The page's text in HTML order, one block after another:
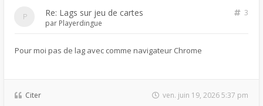
Re: Lags sur jeu de cartes
3
par Playerdingue
Pour moi pas de lag avec comme navigateur Chrome
Citer ven. juin 19, 2026 5:37 pm